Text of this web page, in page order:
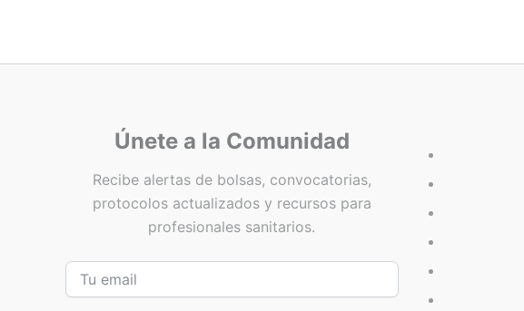
Únete a la Comunidad
Recibe alertas de bolsas, convocatorias,
protocolos actualizados y recursos para
profesionales sanitarios.